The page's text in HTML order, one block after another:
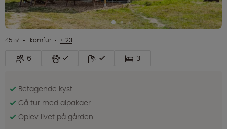
45 ㎡ komfur + 23
6 3
Betagende kyst
Gå tur med alpakaer
Oplev livet på gården